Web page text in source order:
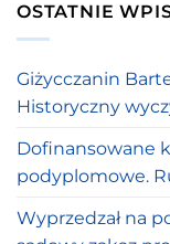
OSTATNIE
Giżycczanin
Historyczny
Dofinansowane
podyplomowe.
Wyprzedzał na